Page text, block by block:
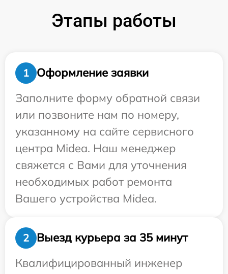
Этапы работы
1
Оформление заявки
Заполните форму обратной связи
или позвоните нам по номеру,
указанному на сайте сервисного
центра Midea. Наш менеджер
свяжется с Вами для уточнения
необходимых работ ремонта
Вашего устройства Midea.
2
Выезд курьера за 35 минут
Квалифицированный инженер